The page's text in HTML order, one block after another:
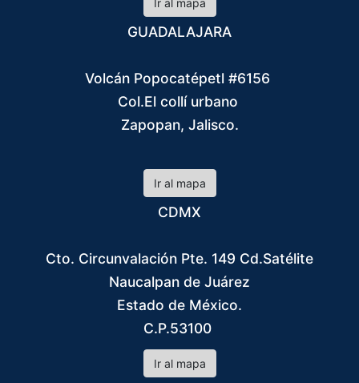
Ir al mapa
GUADALAJARA
Volcán Popocatépetl #6156
Col.El collí urbano
Zapopan, Jalisco.
Ir al mapa
CDMX
Cto. Circunvalación Pte. 149 Cd.Satélite
Naucalpan de Juárez
Estado de México.
C.P.53100
Ir al mapa